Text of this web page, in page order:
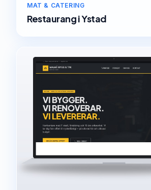
MAT & CATERING
RestaurangiYstad